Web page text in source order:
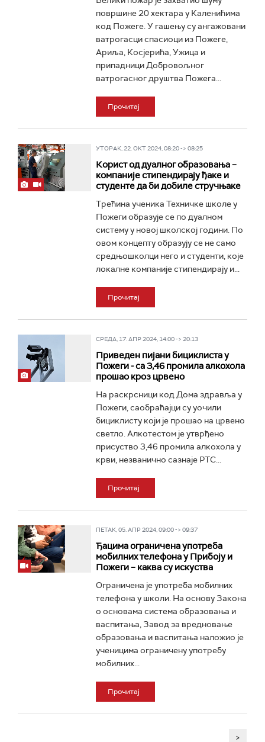
површине 20 хектара у Каленићима
код Пожеге. У гашењу су ангажовани
ватрогасци спасиоци из Пожеге,
Ариља, Косјерића, Ужица и
припадници Добровољног
ватрогасног друштва Пожега...
Прочитај
УТОРАК, 22. ОКТ 2024, 08:20 -> 08:25
Корист од дуалног образовања –
компаније стипендирају ђаке и
студенте да би добиле стручњаке
Трећина ученика Техничке школе у
Пожеги образује се по дуалном
систему у новој школској години. По
овом концепту образују се не само
средњошколци него и студенти, које
локалне компаније стипендирају и...
Прочитај
СРЕДА, 17. АПР 2024, 14:00 -> 20:13
Приведен пијани бициклиста у
Пожеги - са 3,46 промила алкохола
прошао кроз црвено
На раскрсници код Дома здравља у
Пожеги, саобраћајци су уочили
бициклисту који је прошао на црвено
светло. Алкотестом је утврђено
присуство 3,46 промила алкохола у
крви, незванично сазнаје РТС...
Прочитај
ПЕТАК, 05. АПР 2024, 09:00 -> 09:37
Ђацима ограничена употреба
мобилних телефона у Прибоју и
Пожеги – каква су искуства
Ограничена је употреба мобилних
телефона у школи. На основу Закона
о основама система образовања и
васпитања, Завод за вредновање
образовања и васпитања наложио је
ученицима ограничену употребу
мобилних...
Прочитај
>